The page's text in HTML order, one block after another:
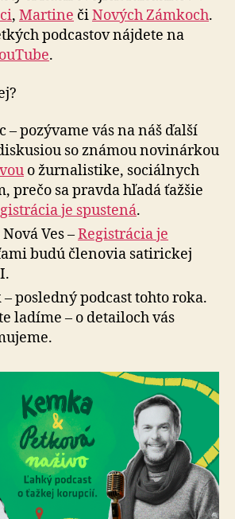
, Martine čiNových Zámkoch.
podcastov nájdete na
.
– pozývame vás na náš ďalší
so známou novinárkou
o žurnalistike, sociálnych
prečo sa pravda hľadá ťažšie
je spustená.
Ves –Registrácia je
budú členovia satirickej
posledný podcast tohto roka.
ladíme – o detailoch vás